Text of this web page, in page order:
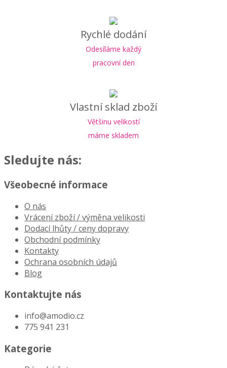
Rychlé dodání
Odesíláme každý
pracovní den
Vlastní sklad zboží
Většinu velikostí
máme skladem
Sledujte nás:
Všeobecné informace
O nás
Vrácení zboží / výměna velikosti
Dodací lhůty / ceny dopravy
Obchodní podmínky
Kontakty
Ochrana osobních údajů
Blog
Kontaktujte nás
info@amodio.cz
775 941 231
Kategorie